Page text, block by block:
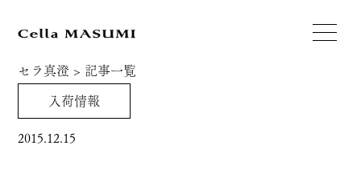
セラ真澄 > 記事一覧
入荷情報
2015.12.15